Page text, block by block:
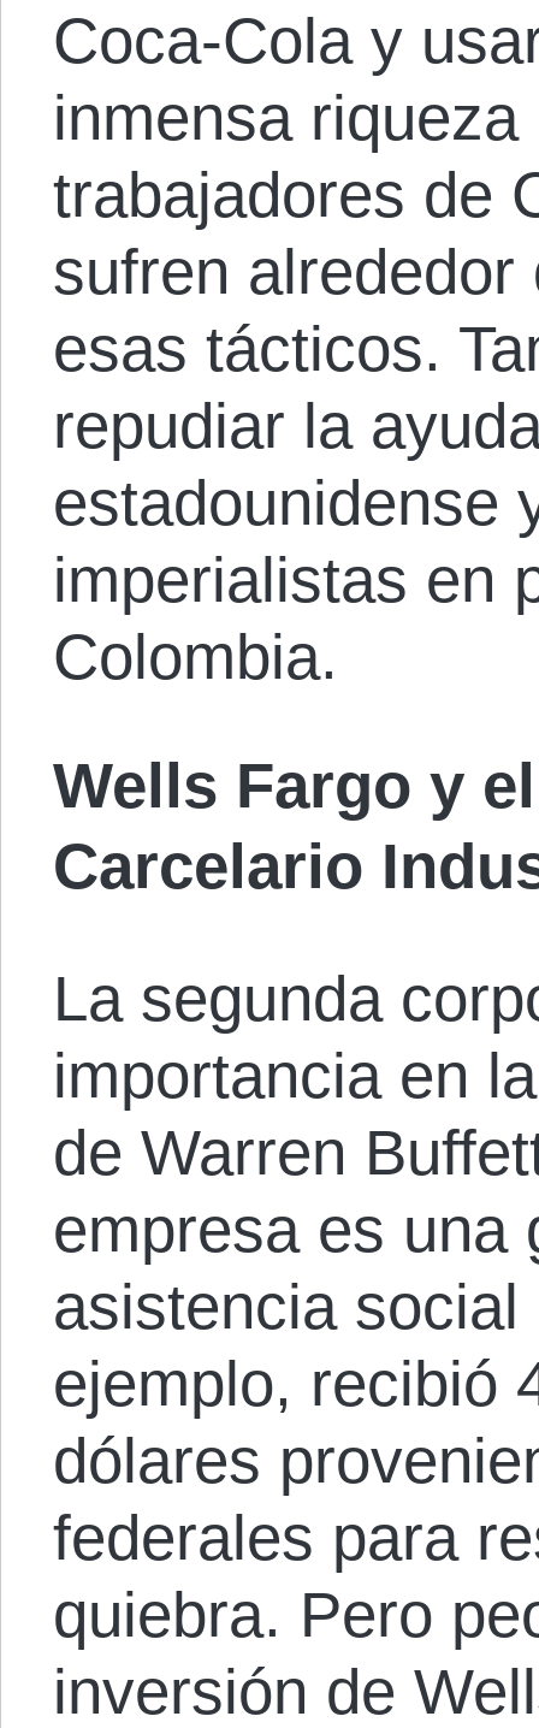
Coca-Cola y
inmensa
trabajadores de
sufren
esas tácticos.
repudiar la
estadounidense
imperialistas en
Colombia.
Wells Fargo y
Carcelario
La segunda
importancia en
de Warren
empresa es una
asistencia
ejemplo, recibió
dólares
federales para
quiebra. Pero
inversión de